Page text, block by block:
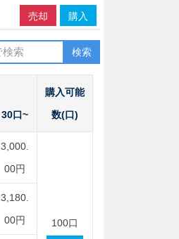
購入
売却
検索
30口~
購入可能
数(口)
3,000.
00円
100口
3,180.
00円